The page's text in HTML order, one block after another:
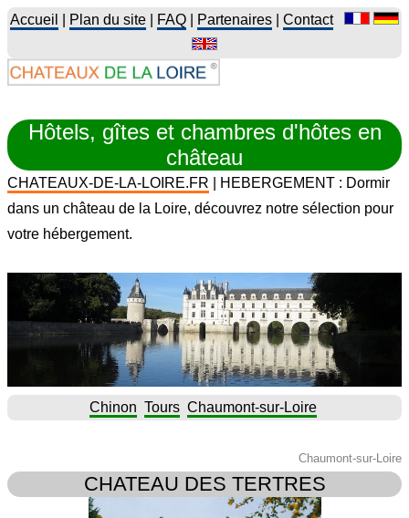
Accueil Plan du site FAQ Partenaires Contact
Hôtels, gîtes et chambres d'hôtes en
château
CHATEAUX-DE-LA-LOIRE.FR | HEBERGEMENT : Dormir
dans un château de la Loire, découvrez notre sélection pour
votre hébergement.
Chinon Tours Chaumont-sur-Loire
Chaumont-sur-Loire
CHATEAU DES TERTRES